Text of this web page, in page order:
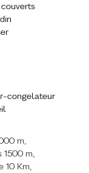
congelateur
m
1500 m
10 Km